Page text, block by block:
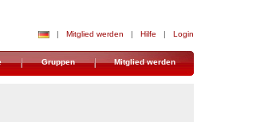
| Mitglied werden | Hilfe | Login
Gruppen Mitglied werden